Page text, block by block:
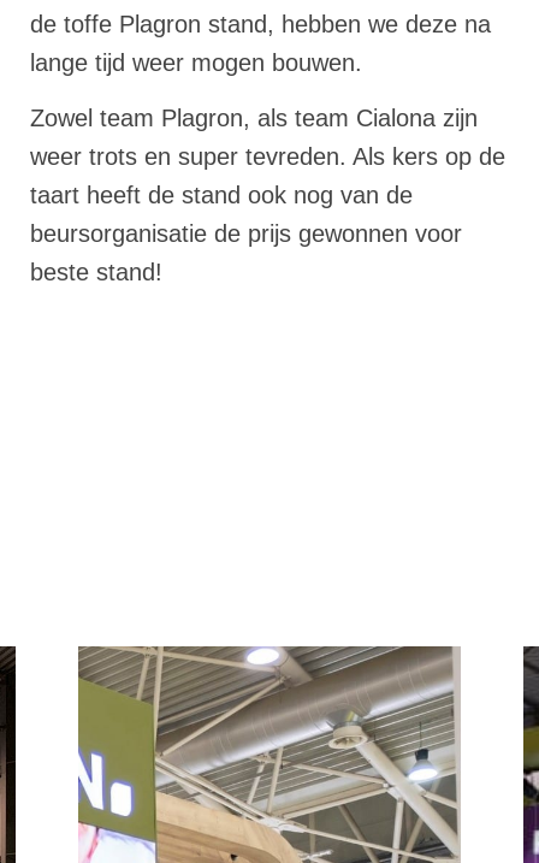
de toffe Plagron stand, hebben we deze na
lange tijd weer mogen bouwen.
Zowel team Plagron, als team Cialona zijn
weer trots en super tevreden. Als kers op de
taart heeft de stand ook nog van de
beursorganisatie de prijs gewonnen voor
beste stand!